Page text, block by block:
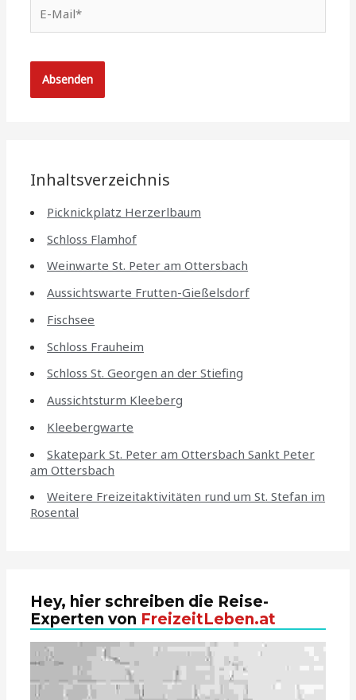
Mail*
Inhaltsverzeichnis
Picknickplatz Herzerlbaum
Schloss Flamhof
Weinwarte St. Peter am Ottersbach
Aussichtswarte Frutten-Gießelsdorf
Fischsee
Schloss Frauheim
Schloss St. Georgen an der Stiefing
Aussichtsturm Kleeberg
Kleebergwarte
Skatepark St. Peter am Ottersbach Sankt Peter
am Ottersbach
Weitere Freizeitaktivitäten rund um St. Stefan im
Rosental
Hey, hier schreiben die Reise-
Experten von FreizeitLeben.at